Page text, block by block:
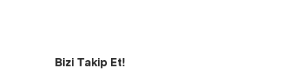
Bizi Takip Et!